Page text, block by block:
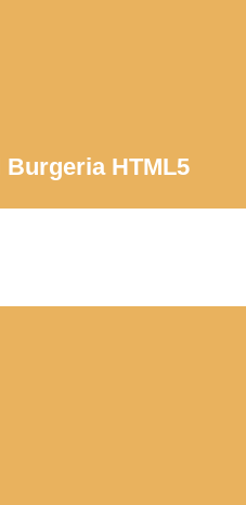
HTML5